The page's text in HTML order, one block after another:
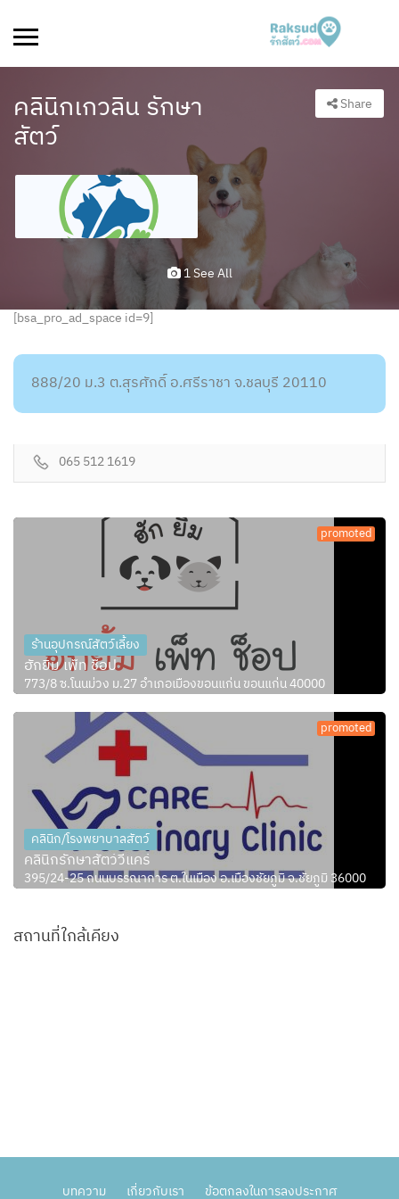
คลินิกเกวลิน รักษา
สัตว์
Share
1 See All
[bsa_pro_ad_space id=9]
888/20 ม.3 ต.สุรศักดิ์ อ.ศรีราชา จ.ชลบุรี 20110
065 512 1619
promoted
ร้านอุปกรณ์สัตว์เลี้ยง
ฮักยิ้ม เพ็ท ช็อป
773/8 ซ.โนนม่วง ม.27 อำเภอเมืองขอนแก่น ขอนแก่น 40000
promoted
คลินิก/โรงพยาบาลสัตว์
คลินิกรักษาสัตว์วีแคร์
395/24-25 ถนนบรรณาการ ต.ในเมือง อ.เมืองชัยภูมิ จ.ชัยภูมิ 36000
สถานที่ใกล้เคียง
บทความ เกี่ยวกับเรา ข้อตกลงในการลงประกาศ